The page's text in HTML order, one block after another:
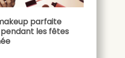
parfaite
les fêtes